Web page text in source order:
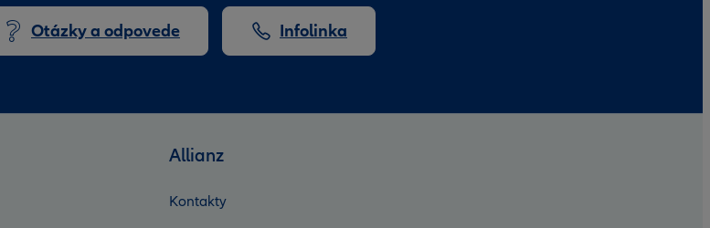
Otázky a odpovede Infolinka
Allianz
Kontakty